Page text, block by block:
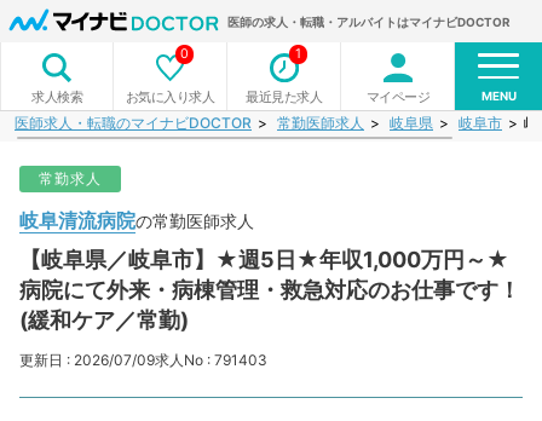
医師の求人・転職・アルバイトはマイナビDOCTOR
求人検索 お気に入り求人
0
最近見た求人
1
マイページ MENU
医師求人・転職のマイナビDOCTOR 常勤医師求人 岐阜県 岐阜市 岐
常勤求人
岐阜清流病院の常勤医師求人
【岐阜県／岐阜市】★週5日★年収1,000万円～★
病院にて外来・病棟管理・救急対応のお仕事です！
(緩和ケア／常勤)
更新日 : 2026/07/09求人No : 791403